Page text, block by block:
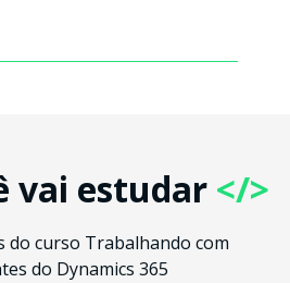
vai estudar </>
do curso Trabalhando com
do Dynamics 365